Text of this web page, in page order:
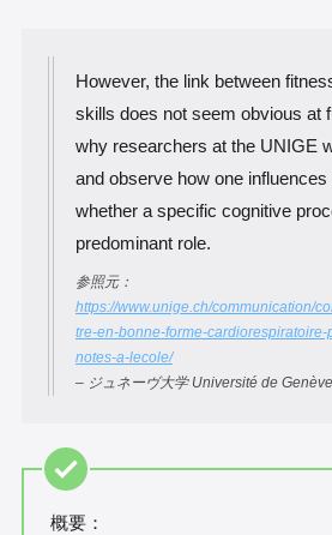
However, the link between
skills does not seem obvious at
why researchers at the UNIGE
and observe how one influences
whether a specific cognitive
predominant role.
参照元：
https://www.unige.ch/communication/
tre-en-bonne-forme-
notes-a-lecole/
– ジュネーヴ大学 Université de
概要：